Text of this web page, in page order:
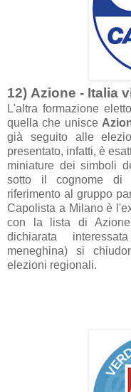
12) Azione - Italia
L'altra formazione
quell a che unisce A
già seguito alle
presentato, infatti, è es
miniature dei simboli
sotto il cognome di
riferimento al gruppo p
Capolista a Mil ano è
con l a lista di
dichiarata interessat
meneghina)si
elezioni regionali.